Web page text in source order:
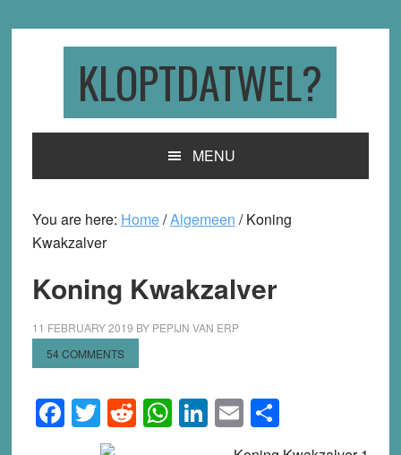
KLOPTDATWEL?
MENU
You are here: Home/Algemeen /Koning
Kwakzalver
Koning Kwakzalver
11 FEBRUARY 2019 BY PEPIJN VAN ERP
54 COMMENTS
Facebook
Twitter
Reddit
WhatsApp
LinkedIn
EmailShare